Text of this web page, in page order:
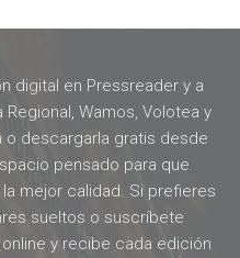
digital en Pressreader y a
Wamos, Volotea y
o descargarla gratis desde
pensado para que
mejor calidad. Si prefieres
sueltos o suscríbete
y recibe cada edición